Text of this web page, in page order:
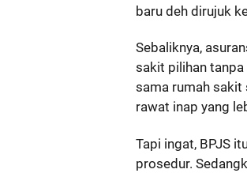
baru deh dirujuk
Sebaliknya,
sakit pilihan tanpa
sama rumah sakit
rawat inap yang
Tapi ingat, BPJS
prosedur.